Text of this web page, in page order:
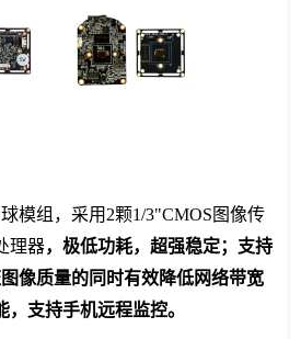
模组，采用2颗1/3"CMOS图像传
理器，极低功耗，超强稳定；支持
像质量的同时有效降低网络带宽
支持手机远程监控。